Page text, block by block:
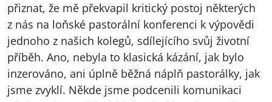
přiznat, že mě překvapil kritický postoj některých
z nás na loňské pastorální konferenci k výpovědi
jednoho z našich kolegů, sdílejícího svůj životní
příběh. Ano, nebyla to klasická kázání, jak bylo
inzerováno, ani úplně běžná náplň pastorálky, jak
jsme zvyklí. Někde jsme podcenili komunikaci